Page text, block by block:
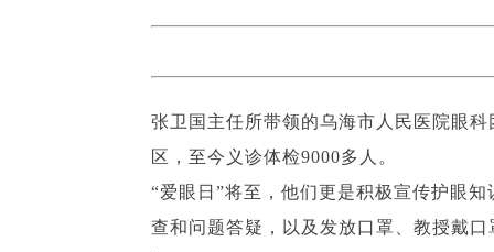
张卫国主任所带领的乌海市人民医院眼
区，至今义诊体检9000多人。
“爱眼日”将至，他们更是积极宣传护眼
查和问题答疑，以及发放口罩、教授戴